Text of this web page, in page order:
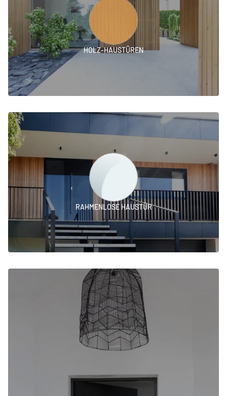
HOLZ-HAUSTÜREN
RAHMENLOSE HAUSTÜR